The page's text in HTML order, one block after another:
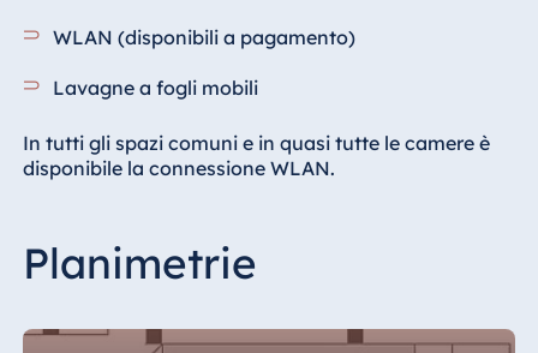
WLAN (disponibili a pagamento)
Lavagne a fogli mobili
In tutti gli spazi comuni e in quasi tutte le camere è
disponibile la connessione WLAN.
Planimetrie